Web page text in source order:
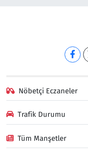
Nöbetçi Eczaneler
Trafik Durumu
Tüm Manşetler